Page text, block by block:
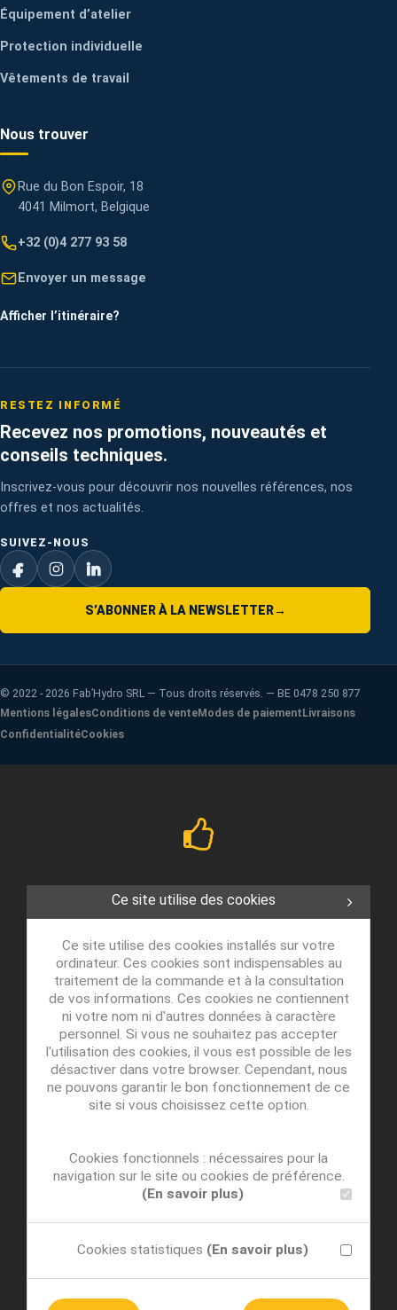
Équipement d’atelier
Protection individuelle
Vêtements de travail
Nous trouver
Rue du Bon Espoir, 18
4041 Milmort, Belgique
+32 (0)4 277 93 58
Envoyer un message
Afficher l’itinéraire?
RESTEZ INFORMÉ
Recevez nos promotions, nouveautés et
conseils techniques.
Inscrivez-vous pour découvrir nos nouvelles références, nos
offres et nos actualités.
SUIVEZ-NOUS
S’ABONNER À LA NEWSLETTER→
© 2022 - 2026 Fab’Hydro SRL — Tous droits réservés. — BE 0478 250 877
Mentions légalesConditions de venteModes de paiementLivraisons
ConfidentialitéCookies
Ce site utilise des cookies
Ce site utilise des cookies installés sur votre
ordinateur. Ces cookies sont indispensables au
traitement de la commande et à la consultation
de vos informations. Ces cookies ne contiennent
ni votre nom ni d'autres données à caractère
personnel. Si vous ne souhaitez pas accepter
l'utilisation des cookies, il vous est possible de les
désactiver dans votre browser. Cependant, nous
ne pouvons garantir le bon fonctionnement de ce
site si vous choisissez cette option.
Cookies fonctionnels : nécessaires pour la
navigation sur le site ou cookies de préférence.
(En savoir plus)
Cookies statistiques (En savoir plus)